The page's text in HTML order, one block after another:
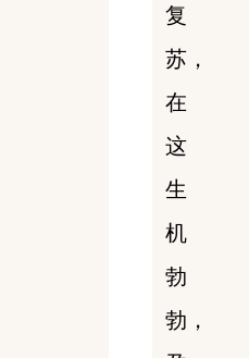
复
苏，
在
这
生
机
勃
勃，